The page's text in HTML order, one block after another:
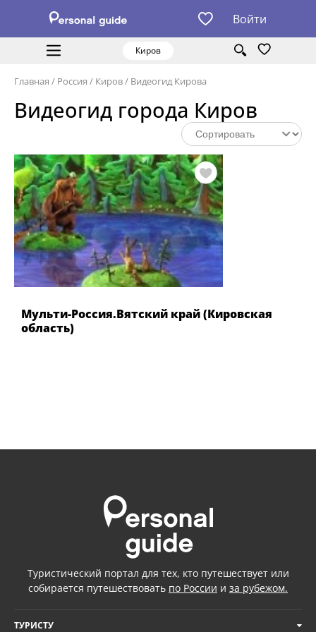
Войти
Киров
Главная / Россия / Киров/ Видеогид Кирова
Видеогид города Киров
Мульти-Россия.Вятский край (Кировская
область)
Туристический портал для тех, кто путешествует или
собирается путешествовать по России и за рубежом.
ТУРИСТУ